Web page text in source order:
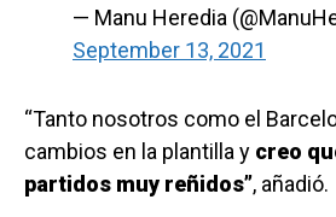
— Manu Heredia
September 13, 2021
“Tanto nosotros como el
cambios en la plantilla y creo
partidos muy reñidos”, añadió.